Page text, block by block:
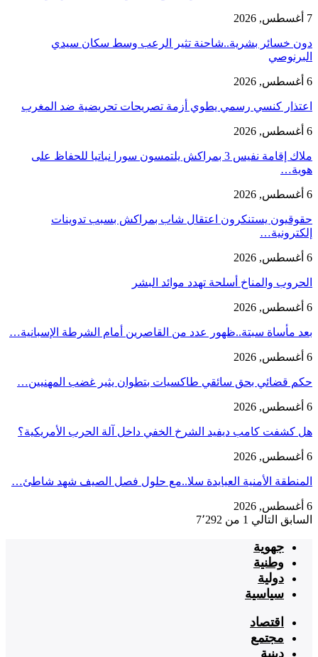
7 أغسطس, 2026
دون خسائر بشرية..شاحنة تثير الرعب وسط سكان سيدي
البرنوصي
6 أغسطس, 2026
اعتذار كنسي رسمي يطوي أزمة تصريحات تحريضية ضد المغرب
6 أغسطس, 2026
ملاك إقامة نفيس 3 بمراكش يلتمسون سورا نباتيا للحفاظ على
هوية…
6 أغسطس, 2026
حقوقيون يستنكرون اعتقال شاب بمراكش بسبب تدوينات
إلكترونية…
6 أغسطس, 2026
الحروب والمناخ أسلحة تهدد موائد البشر
6 أغسطس, 2026
بعد مأساة سبتة..ظهور عدد من القاصرين أمام الشرطة الإسبانية…
6 أغسطس, 2026
حكم قضائي بحق سائقي طاكسيات بتطوان يثير غضب المهنيين…
6 أغسطس, 2026
هل كشفت كامب ديفيد الشرخ الخفي داخل آلة الحرب الأمريكية؟
6 أغسطس, 2026
‏المنطقة الأمنية العيايدة سلا..مع حلول فصل الصيف شهد شاطئ…
6 أغسطس, 2026
السابق التالي 1 من 7٬292
جهوية
وطنية
دولية
سياسية
اقتصاد
مجتمع
دينية